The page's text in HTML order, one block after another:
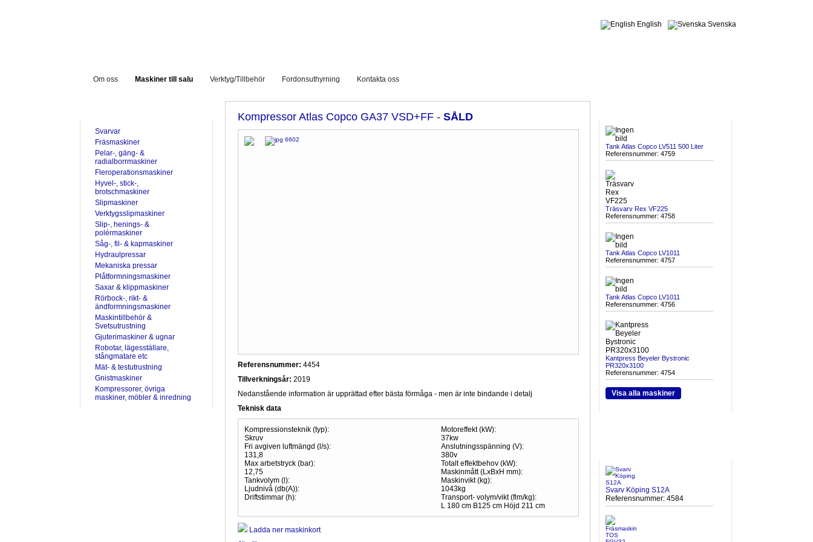
Svenska
English
Om oss Maskiner till salu Verktyg/Tillbehör Fordonsuthyrning Kontakta oss
Svarvar
Fräsmaskiner
Pelar-, gäng- &
radialborrmaskiner
Fleroperationsmaskiner
Hyvel-, stick-,
brotschmaskiner
Slipmaskiner
Verktygsslipmaskiner
Slip-, henings- &
polérmaskiner
Såg-, fil- & kapmaskiner
Hydraulpressar
Mekaniska pressar
Plåtformningsmaskiner
Saxar & klippmaskiner
Rörbock-, rikt- &
ändformningsmaskiner
Maskintillbehör &
Svetsutrustning
Gjuterimaskiner & ugnar
Robotar, lägesställare,
stångmatare etc
Mät- & testutrustning
Gnistmaskiner
Kompressorer, övriga
maskiner, möbler & inredning
Kompressor Atlas Copco GA37 VSD+FF - SÅLD
Referensnummer: 4454
Tillverkningsår: 2019
Nedanstående information är upprättad efter bästa förmåga - men är inte bindande i detalj
Teknisk data
Kompressionsteknik (typ):
Skruv
Fri avgiven luftmängd (l/s):
131,8
Max arbetstryck (bar):
12,75
Tankvolym (l):
Ljudnivå (db(A)):
Driftstimmar (h):
Motoreffekt (kW):
37kw
Anslutningsspänning (V):
380v
Totalt effektbehov (kW):
Maskinmått (LxBxH mm):
Maskinvikt (kg):
1043kg
Transport- volym/vikt (flm/kg):
L 180 cm B125 cm Höjd 211 cm
Ladda ner maskinkort
Tank Atlas Copco LV511 500 Liter
Referensnummer: 4759
Träsvarv Rex VF225
Referensnummer: 4758
Tank Atlas Copco LV1011
Referensnummer: 4757
Tank Atlas Copco LV1011
Referensnummer: 4756
Kantpress Beyeler Bystronic
PR320x3100
Referensnummer: 4754
Visa alla maskiner
Svarv Köping S12A
Referensnummer: 4584